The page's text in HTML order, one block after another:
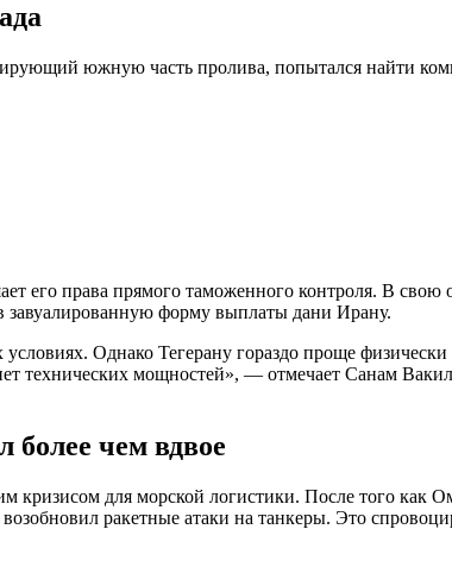
южную часть пролива, попытался найти
его права прямого таможенного контроля. В
завуалированную форму выплаты дани Ирану.
Однако Тегерану гораздо проще
технических мощностей», — отмечает Санам
более чем вдвое
кризисом для морской логистики. После того как
возобновил ракетные атаки на танкеры. Это